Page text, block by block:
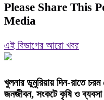
Please Share This
Media
এই বিভাগের আরো খবর
খুলনার ডুমুরিয়ায় দিন-রাতে
জনজীবন, সংকটে কৃষি ও ব্যবসা